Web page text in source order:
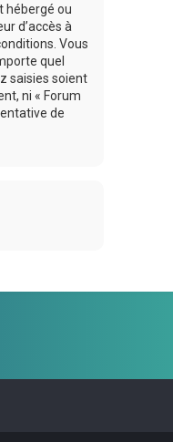
hébergé ou
d’accès à
Vous
quel
saisies soient
ni « Forum
de